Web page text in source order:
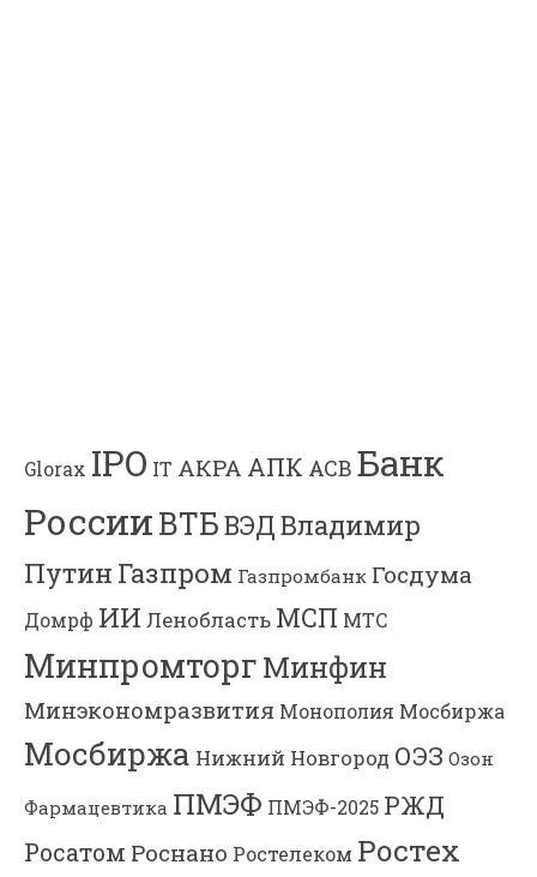
Glorax IPO IT АКРА АПК АСВ Банк
РоссииВТБВЭДВладимир
Путин Газпром Газпромбанк Госдума
Домрф ИИ Ленобласть МСП МТС
МинпромторгМинфин
Минэкономразвития Монополия Мосбиржа
Мосбиржа Нижний Новгород ОЭЗ Озон
Фармацевтика ПМЭФ ПМЭФ-2025 РЖД
Росатом Роснано Ростелеком Ростех